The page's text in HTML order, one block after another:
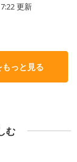
更新
っと見る
む